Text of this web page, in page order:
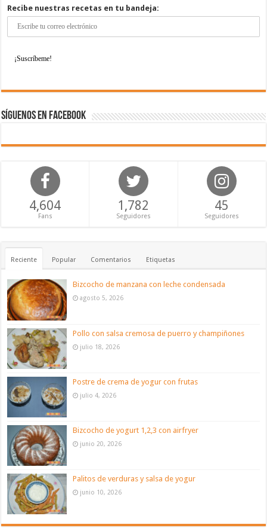
Recibe nuestras recetas en tu bandeja:
Síguenos en Facebook
4,604
Fans
1,782
Seguidores
45
Seguidores
Reciente Popular Comentarios Etiquetas
Bizcocho de manzana con leche condensada
agosto 5, 2026
Pollo con salsa cremosa de puerro y champiñones
julio 18, 2026
Postre de crema de yogur con frutas
julio 4, 2026
Bizcocho de yogurt 1,2,3 con airfryer
junio 20, 2026
Palitos de verduras y salsa de yogur
junio 10, 2026